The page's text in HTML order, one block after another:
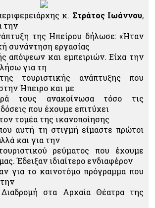
κ. Στράτος Ιωάννου,
την
της Ηπείρου δήλωσε: «Ήταν
συνάντηση εργασίας
απόψεων και εμπειριών. Είχα την
για τη
τουριστικής ανάπτυξης που
Ήπειρο και με
τους ανακοίνωσα τόσο τις
που έχουμε επιτύχει
τομέα της ικανοποίησης
αυτή τη στιγμή είμαστε πρώτοι
και για την
ρεύματος που έχουμε
Έδειξαν ιδιαίτερο ενδιαφέρον
για το καινοτόμο πρόγραμμα που
Διαδρομή στα Αρχαία Θέατρα της